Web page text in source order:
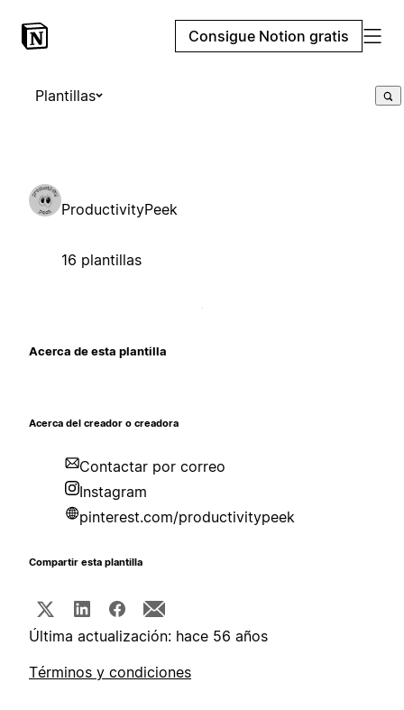
Consigue Notion gratis
Plantillas
ProductivityPeek
16 plantillas
Acerca de esta plantilla
Acerca del creador o creadora
Contactar por correo
Instagram
pinterest.com/productivitypeek
Compartir esta plantilla
Última actualización: hace 56 años
Términos y condiciones